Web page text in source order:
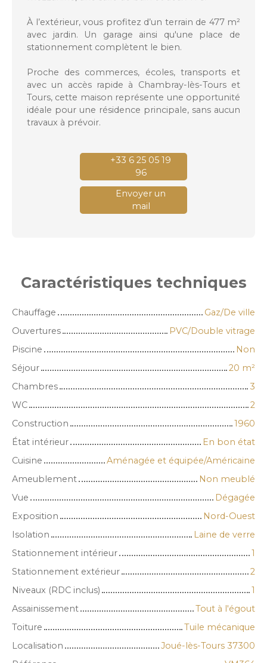
À l’extérieur, vous profitez d’un terrain de 477 m²
avec jardin. Un garage ainsi qu'une place de
stationnement complètent le bien.
Proche des commerces, écoles, transports et
avec un accès rapide à Chambray-lès-Tours et
Tours, cette maison représente une opportunité
idéale pour une résidence principale, sans aucun
travaux à prévoir.
+33 6 25 05 19
96
Envoyer un
mail
Caractéristiques techniques
Chauffage
Gaz/De ville
Ouvertures
PVC/Double vitrage
Piscine
Non
Séjour
20 m²
Chambres
3
WC
2
Construction
1960
État intérieur
En bon état
Cuisine
Aménagée et équipée/Américaine
Ameublement
Non meublé
Vue
Dégagée
Exposition
Nord-Ouest
Isolation
Laine de verre
Stationnement intérieur
1
Stationnement extérieur
2
Niveaux (RDC inclus)
1
Assainissement
Tout à l'égout
Toiture
Tuile mécanique
Localisation
Joué-lès-Tours 37300